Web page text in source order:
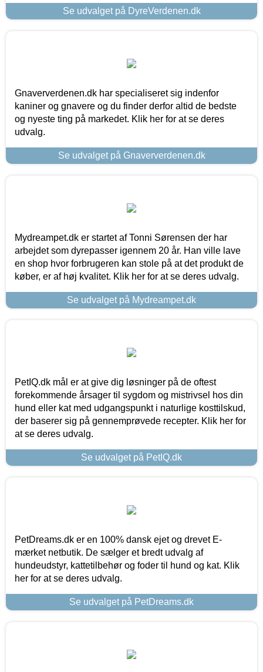
Se udvalget på DyreVerdenen.dk
Gnaververdenen.dk har specialiseret sig indenfor
kaniner og gnavere og du finder derfor altid de bedste
og nyeste ting på markedet. Klik her for at se deres
udvalg.
Se udvalget på Gnaververdenen.dk
Mydreampet.dk er startet af Tonni Sørensen der har
arbejdet som dyrepasser igennem 20 år. Han ville lave
en shop hvor forbrugeren kan stole på at det produkt de
køber, er af høj kvalitet. Klik her for at se deres udvalg.
Se udvalget på Mydreampet.dk
PetIQ.dk mål er at give dig løsninger på de oftest
forekommende årsager til sygdom og mistrivsel hos din
hund eller kat med udgangspunkt i naturlige kosttilskud,
der baserer sig på gennemprøvede recepter. Klik her for
at se deres udvalg.
Se udvalget på PetIQ.dk
PetDreams.dk er en 100% dansk ejet og drevet E-
mærket netbutik. De sælger et bredt udvalg af
hundeudstyr, kattetilbehør og foder til hund og kat. Klik
her for at se deres udvalg.
Se udvalget på PetDreams.dk